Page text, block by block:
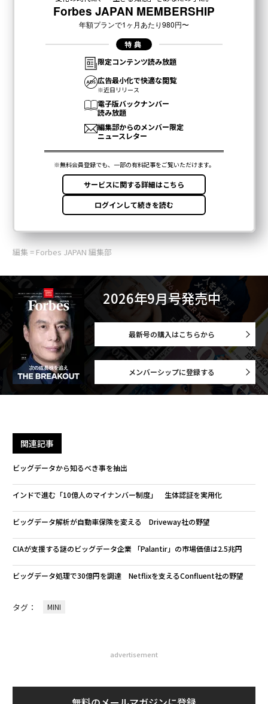
編集 = Forbes JAPAN 編集部
2026年9月号発売中
最新号の購入はこちらから
メンバーシップに登録する
関連記事
ビッグデータから知るべき事を抽出
インドで進む「10億人のマイナンバー制度」 生体認証を実用化
ビッグデータ解析が自動車保険を変える Driveway社の野望
CIAが支援する謎のビッグデータ企業 「Palantir」の市場価値は2.5兆円
ビッグデータ処理で30億円を調達 Netflixを支えるConfluent社の野望
タグ： MINI
advertisement